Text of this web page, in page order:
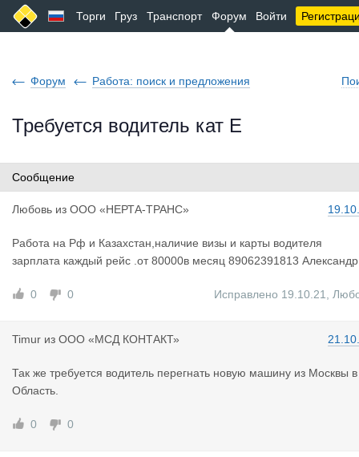
Торги Груз Транспорт Форум Войти
Форум Работа: поиск и предложения
Требуется водитель кат Е
Сообщение
Любовь из ООО «НЕРТА-ТРАНС»
Работа на Рф и Казахстан,наличие визы и карты водителя
зарплата каждый рейс .от 80000в месяц 89062391813 Александр
0 0 Исправлено 19.10.21
Timur из ООО «МСД КОНТАКТ»
Так же требуется водитель перегнать новую машину из Москвы в
Область.
0 0